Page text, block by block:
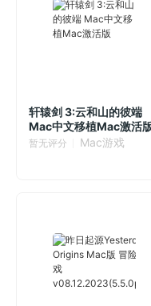
轩辕剑 3:云和山的彼端
Mac中文移植Mac激活
暂无评分 Mac游戏